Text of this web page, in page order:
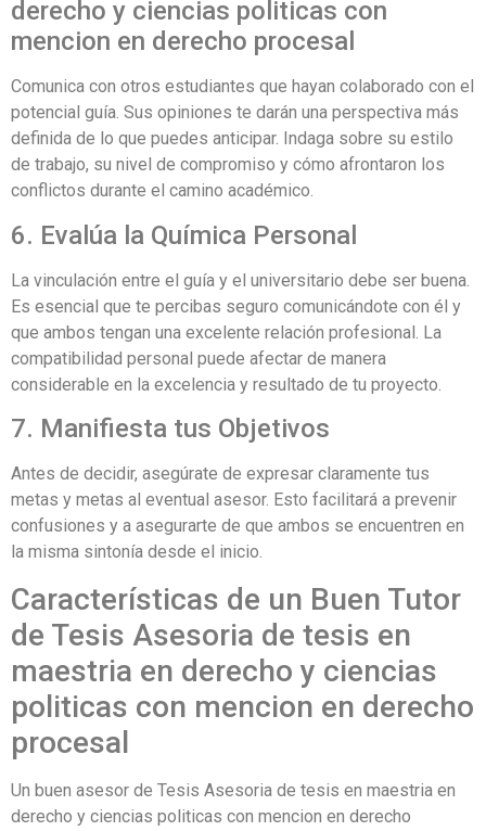
derecho y ciencias politicas con
mencion en derecho procesal
Comunica con otros estudiantes que hayan colaborado con el
potencial guía. Sus opiniones te darán una perspectiva más
definida de lo que puedes anticipar. Indaga sobre su estilo
de trabajo, su nivel de compromiso y cómo afrontaron los
conflictos durante el camino académico.
6. Evalúa la Química Personal
La vinculación entre el guía y el universitario debe ser buena.
Es esencial que te percibas seguro comunicándote con él y
que ambos tengan una excelente relación profesional. La
compatibilidad personal puede afectar de manera
considerable en la excelencia y resultado de tu proyecto.
7. Manifiesta tus Objetivos
Antes de decidir, asegúrate de expresar claramente tus
metas y metas al eventual asesor. Esto facilitará a prevenir
confusiones y a asegurarte de que ambos se encuentren en
la misma sintonía desde el inicio.
Características de un Buen Tutor
de Tesis Asesoria de tesis en
maestria en derecho y ciencias
politicas con mencion en derecho
procesal
Un buen asesor de Tesis Asesoria de tesis en maestria en
derecho y ciencias politicas con mencion en derecho